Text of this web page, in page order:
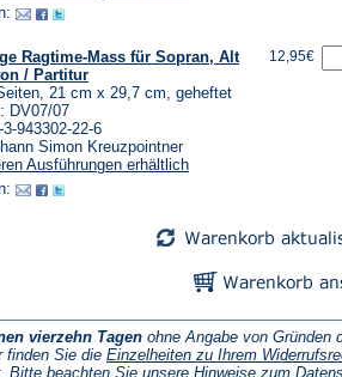
Ragtime-Mass für Sopran, Alt
/ Partitur
21 cm x 29,7 cm, geheftet
DV07/07
3-943302-22-6
Simon Kreuzpointner
Ausführungen erhältlich
12,95€
vierzehn Tagen ohne Angabe von Gründen
finden Sie die Einzelheiten zu Ihrem
(Öffnet
. Bitte beachten Sie unsere Hinweise zum